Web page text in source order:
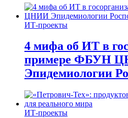
ИТ-проекты
4 мифа об ИТ в
примере ФБУН
Эпидемиологии
ИТ-проекты